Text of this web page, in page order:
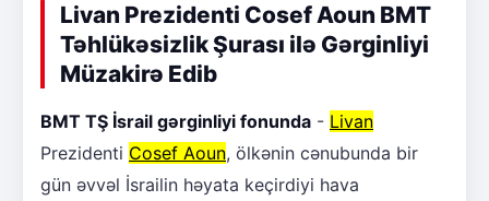
Livan Prezidenti Cosef Aoun BMT
Təhlükəsizlik Şurası ilə Gərginliyi
Müzakirə Edib
BMT TŞ İsrail gərginliyi fonunda - Livan
Prezidenti Cosef Aoun, ölkənin cənubunda bir
gün əvvəl İsrailin həyata keçirdiyi hava